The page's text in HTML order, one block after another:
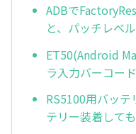
ADBで
と、パッチレベ
ET50(Android
ラ入力バーコー
RS5100用バッ
テリー装着して